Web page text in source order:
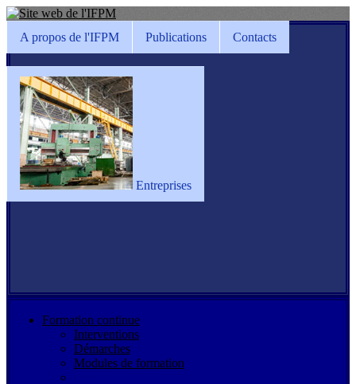
A propos de l'IFPM Publications Contacts
Entreprises
Formation continue
Interventions
Démarches
Modules de formation